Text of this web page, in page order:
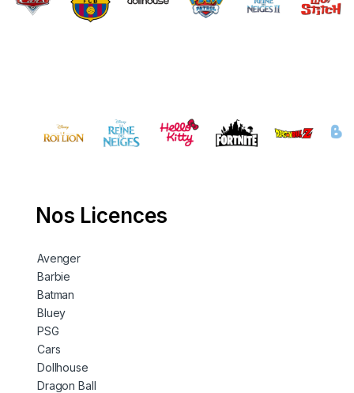
Nos Licences
Avenger
Barbie
Batman
Bluey
PSG
Cars
Dollhouse
Dragon Ball